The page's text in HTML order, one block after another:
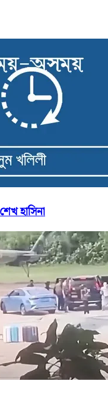
হাসিনা